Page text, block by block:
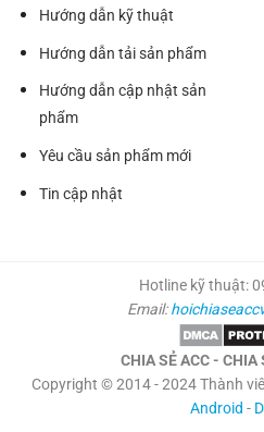
Hướng dẫn kỹ thuật
Hướng dẫn tải sản phẩm
Hướng dẫn cập nhật sản
phẩm
Yêu cầu sản phẩm mới
Tin cập nhật
Hotline kỹ thuật:
Email:
CHIA SẺ ACC - CHIA
Copyright © 2014 - 2024 Thành
Android -